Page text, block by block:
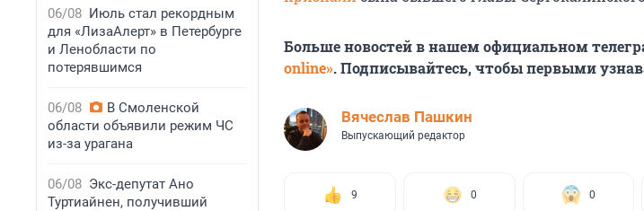
06/08 Июль стал рекордным
для «ЛизаАлерт» в Петербурге
и Ленобласти по
потерявшимся
06/08
В Смоленской
области объявили режим ЧС
из-за урагана
06/08 Экс-депутат Ано
Туртиайнен, получивший
Больше новостей в нашем официальном
online». Подписывайтесь, чтобы первыми
Вячеслав Пашкин
Выпускающий редактор
9 0 0